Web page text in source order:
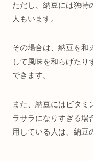
ただし、納豆には独特
人もいます。
その場合は、納豆を和
して風味を和らげたり
できます。
また、納豆にはビタミ
ラサラになりすぎる場
用している人は、納豆